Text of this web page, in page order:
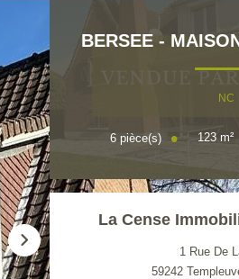
BERSEE -
NC
6pièce(s) 123m²
La Cense
1 Rue De
59242